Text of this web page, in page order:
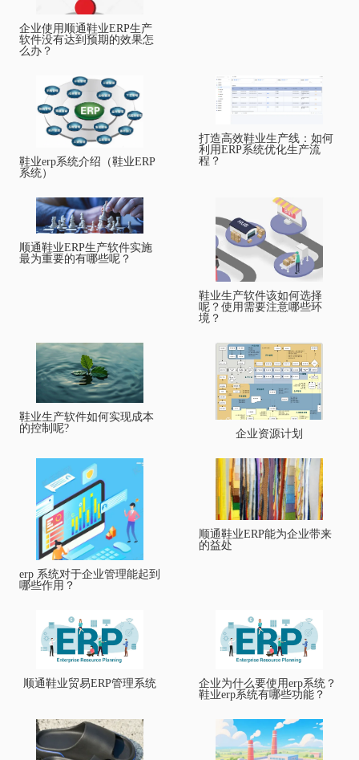
企业使用顺通鞋业ERP生产
软件没有达到预期的效果怎
么办？
鞋业erp系统介绍（鞋业ERP
系统）
打造高效鞋业生产线：如何
利用ERP系统优化生产流
程？
顺通鞋业ERP生产软件实施
最为重要的有哪些呢？
鞋业生产软件该如何选择
呢？使用需要注意哪些环
境？
鞋业生产软件如何实现成本
的控制呢?
企业资源计划
erp 系统对于企业管理能起到
哪些作用？
顺通鞋业ERP能为企业带来
的益处
顺通鞋业贸易ERP管理系统
企业为什么要使用erp系统？
鞋业erp系统有哪些功能？